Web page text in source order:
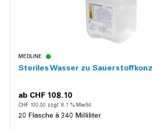
MEDLINE
Steriles Wasser zu
ab CHF 108.10
CHF 100.00 zzgl. 8.1 % MwSt.
20 Flasche à 340 Milliliter